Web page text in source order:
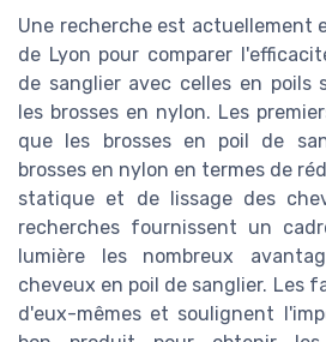
Une recherche est actuellement
de Lyon pour comparer
de sanglier avec celles en poils
les brosses en nylon. Les
que les brosses en poil de
brosses en nylon en termes de
statique et de lissage des
recherches fournissent un
lumière les nombreux
cheveux en poil de sanglier. Les
d'eux-mêmes et soulignent